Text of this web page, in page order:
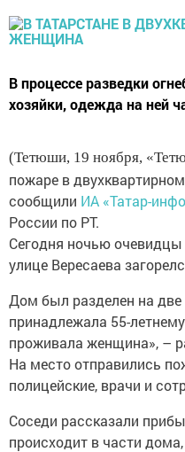
В процессе разведки
хозяйки, одежда на ней
(Тетюши, 19 ноября,
пожаре в
сообщили ИА «Татар-
России по РТ.
Сегодня ночью
улице Вересаева
Дом был разделен на
принадлежала 55-
проживала женщина», –
На место отправились
полицейские, врачи и
Соседи рассказали
происходит в части